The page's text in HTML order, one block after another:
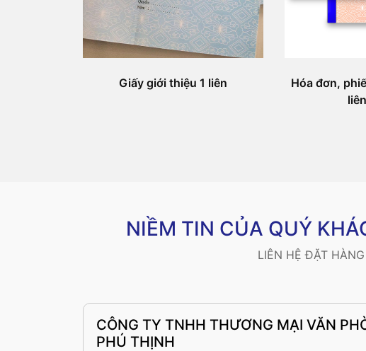
Giấy giới thiệu 1 liên
Hóa đơn,
NIỀM TIN CỦA QUÝ
LIÊN HỆ ĐẶT
CÔNG TY TNHH THƯƠNG MẠI VĂN
PHÚ THỊNH